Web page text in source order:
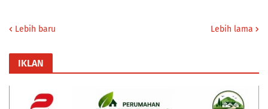
Lebih baru Lebih lama
IKLAN